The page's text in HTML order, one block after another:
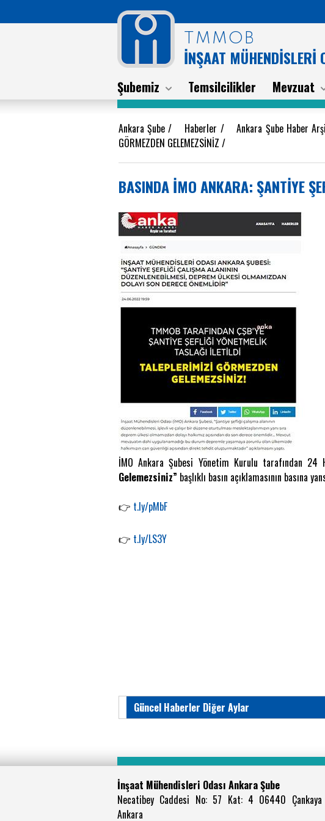
TMMOB
İNŞAAT MÜHENDİSLERİ
Şubemiz Temsilcilikler Mevzuat
Ankara Şube/ Haberler /Ankara Şube Haber
GÖRMEZDEN GELEMEZSİNİZ /
BASINDA İMO ANKARA: ŞANTİYE
İMO Ankara Şubesi Yönetim Kurulu tarafından 24
Gelemezsiniz” başlıklı basın açıklamasının basına
👉 t.ly/pMbF
👉 t.ly/LS3Y
Güncel Haberler Diğer Aylar
İnşaat Mühendisleri Odası Ankara Şube
Necatibey Caddesi No: 57 Kat: 4 06440
Ankara